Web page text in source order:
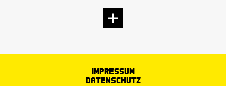
Impressum
Datenschutz